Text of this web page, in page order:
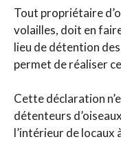
Tout propriétaire
volailles, doit en
lieu de détention
permet de réaliser
Cette déclaration
détenteurs
l’intérieur de locaux